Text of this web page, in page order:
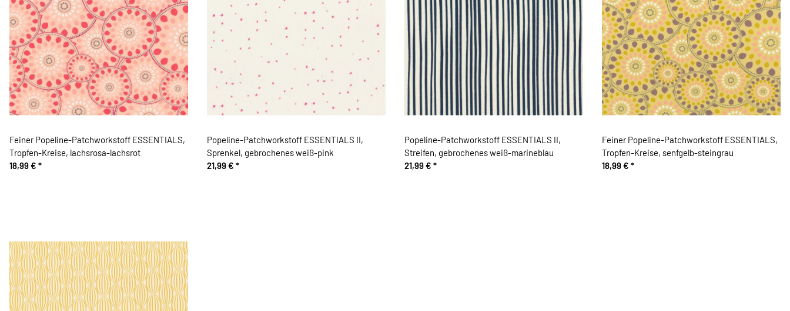
Feiner Popeline-Patchworkstoff ESSENTIALS,
Tropfen-Kreise, lachsrosa-lachsrot
18,99 € *
Popeline-Patchworkstoff ESSENTIALS II,
Sprenkel, gebrochenes weiß-pink
21,99 € *
Popeline-Patchworkstoff ESSENTIALS II,
Streifen, gebrochenes weiß-marineblau
21,99 € *
Feiner Popeline-Patchworkstoff ESSENTIALS,
Tropfen-Kreise, senfgelb-steingrau
18,99 € *